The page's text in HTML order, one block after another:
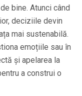
bine. Atunci când
deciziile devin
mai sustenabilă.
emoțiile sau în
și apelarea la
a construi o